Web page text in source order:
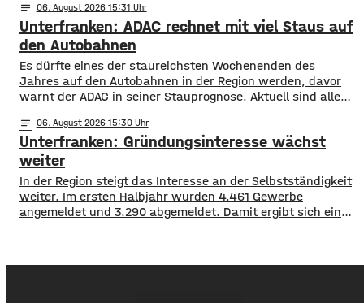
Menschen aus der Region um ihr Erspartes gebracht. ​Laut
Polizei erstellen die Täter mithilfe von KI täuschen echte
Werbevideos oder fälschen Empfehlungen von prominenten
Persönlichkeiten. Ihr Ziel: echte
notes 06. August 2026 15:31
Unterfranken: ADAC rechnet mit viel Staus auf
den Autobahnen
Es dürfte eines der staureichsten Wochenenden des
Jahres auf den Autobahnen in der Region werden, davor
warnt der ADAC in seiner Stauprognose. Aktuell sind alle
Hessen, Rheinland-Pfalz und dem Saarland. Auch in den
skandinavischen Ländern beginnt die Schule langsam
wieder. Daher dürfte es auf A 3 und
notes 06. August 2026 15:30
Unterfranken: Gründungsinteresse wächst
weiter
In der Region steigt das Interesse an der Selbstständigkeit
weiter. Im ersten Halbjahr wurden 4.461 Gewerbe
angemeldet und 3.290 abgemeldet. Damit ergibt sich ein